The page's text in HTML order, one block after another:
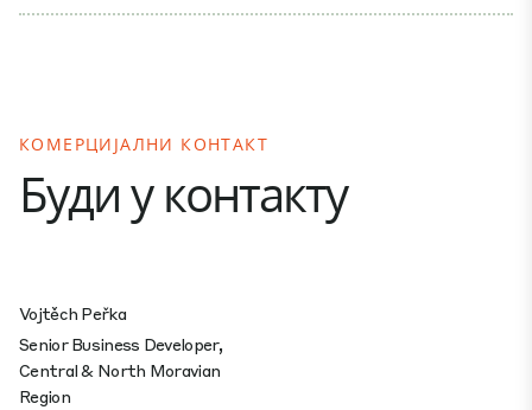
КОМЕРЦИЈАЛНИ КОНТАКТ
Буди у контакту
Vojtěch Peřka
Senior Business Developer,
Central & North Moravian
Region